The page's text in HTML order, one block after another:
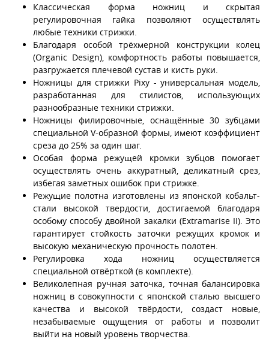
Классическая форма ножниц и скрытая
регулировочная гайка позволяют осуществлять
любые техники стрижки.
Благодаря особой трёхмерной конструкции колец
(Organic Design), комфортность работы повышается,
разгружается плечевой сустав и кисть руки.
Ножницы для стрижки Pixy - универсальная модель,
разработанная для стилистов, использующих
разнообразные техники стрижки.
Ножницы филировочные, оснащённые 30 зубцами
специальной V-образной формы, имеют коэффициент
среза до 25% за один шаг.
Особая форма режущей кромки зубцов помогает
осуществлять очень аккуратный, деликатный срез,
избегая заметных ошибок при стрижке.
Режущие полотна изготовлены из японской кобальт-
стали высокой твердости, достигаемой благодаря
особому способу двойной закалки (Extramarise II). Это
гарантирует стойкость заточки режущих кромок и
высокую механическую прочность полотен.
Регулировка хода ножниц осуществляется
специальной отвёрткой (в комплекте).
Великолепная ручная заточка, точная балансировка
ножниц в совокупности с японской сталью высшего
качества и высокой твёрдости, создаст новые,
незабываемые ощущения от работы и позволит
выйти на новый уровень творчества.